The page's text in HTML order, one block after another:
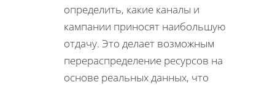
определить, какие каналы и
кампании приносят наибольшую
отдачу. Это делает возможным
перераспределение ресурсов на
основе реальных данных, что